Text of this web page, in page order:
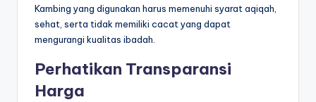
Kambing yang digunakan harus memenuhi syarat aqiqah,
sehat, serta tidak memiliki cacat yang dapat
mengurangi kualitas ibadah.
Perhatikan Transparansi
Harga